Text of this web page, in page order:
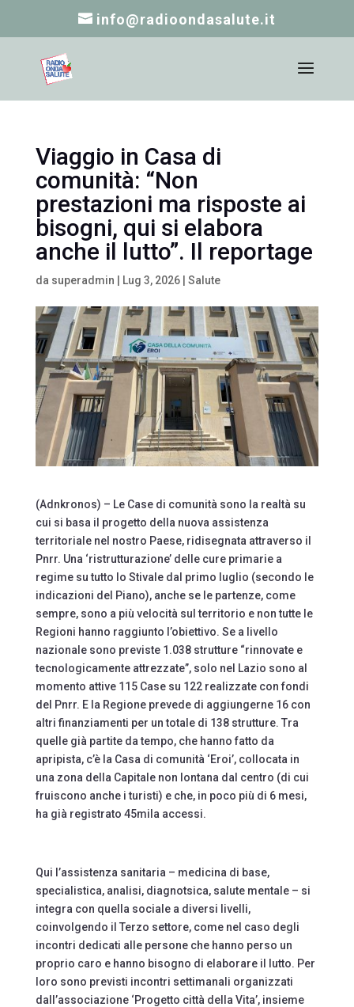
info@radioondasalute.it
Viaggio in Casa di
comunità: “Non
prestazioni ma risposte ai
bisogni, qui si elabora
anche il lutto”. Il reportage
da superadmin Lug 3, 2026| Salute
(Adnkronos) – Le Case di comunità sono la realtà su
cui si basa il progetto della nuova assistenza
territoriale nel nostro Paese, ridisegnata attraverso il
Pnrr. Una ‘ristrutturazione’ delle cure primarie a
regime su tutto lo Stivale dal primo luglio (secondo le
indicazioni del Piano), anche se le partenze, come
sempre, sono a più velocità sul territorio e non tutte le
Regioni hanno raggiunto l’obiettivo. Se a livello
nazionale sono previste 1.038 strutture “rinnovate e
tecnologicamente attrezzate”, solo nel Lazio sono al
momento attive 115 Case su 122 realizzate con fondi
del Pnrr. E la Regione prevede di aggiungerne 16 con
altri finanziamenti per un totale di 138 strutture. Tra
quelle già partite da tempo, che hanno fatto da
apripista, c’è la Casa di comunità ‘Eroi’, collocata in
una zona della Capitale non lontana dal centro (di cui
fruiscono anche i turisti) e che, in poco più di 6 mesi,
ha già registrato 45mila accessi.
Qui l’assistenza sanitaria – medicina di base,
specialistica, analisi, diagnotsica, salute mentale – si
integra con quella sociale a diversi livelli,
coinvolgendo il Terzo settore, come nel caso degli
incontri dedicati alle persone che hanno perso un
proprio caro e hanno bisogno di elaborare il lutto. Per
loro sono previsti incontri settimanali organizzati
dall’associazione ‘Progetto città della Vita’, insieme